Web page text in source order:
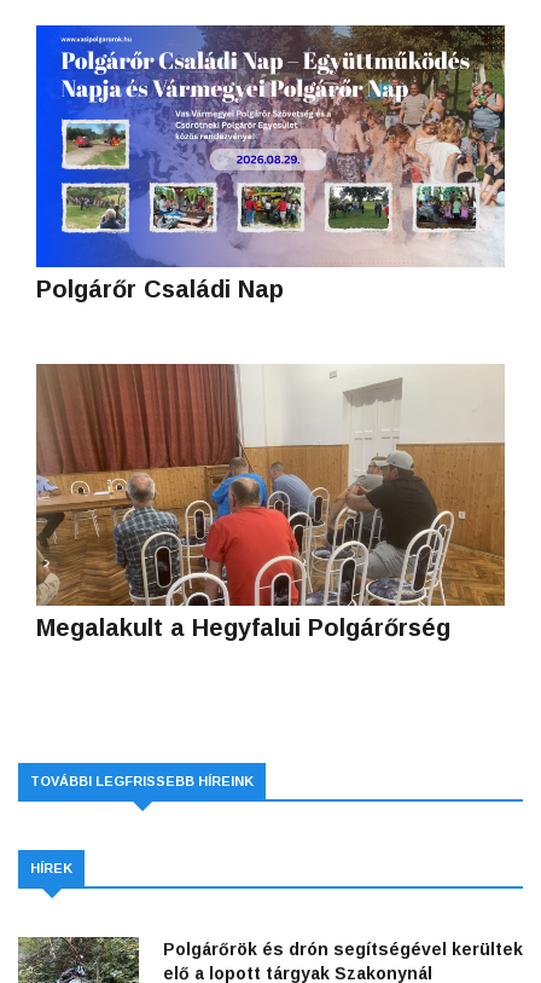
Polgárőr Családi Nap
Megalakult a Hegyfalui Polgárőrség
TOVÁBBI LEGFRISSEBB HÍREINK
HÍREK
Polgárőrök és drón segítségével kerültek
elő a lopott tárgyak Szakonynál